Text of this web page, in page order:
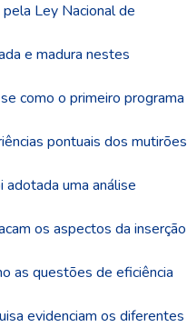
Ley Nacional de
e madura nestes
como o primeiro programa
pontuais dos mutirões
uma análise
os aspectos da inserção
as questões de eficiência
evidenciam os diferentes